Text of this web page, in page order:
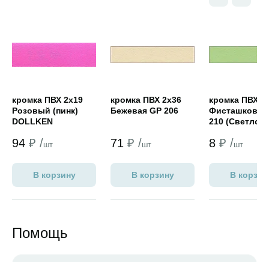
кромка ПВХ 2х19
Розовый (пинк)
DOLLKEN
94 ₽ /шт
В корзину
кромка ПВХ 2х36
Бежевая GP 206
71 ₽ /шт
В корзину
кромка ПВХ
210 (Светло-
NORDECO)
8 ₽ /шт
В
Помощь